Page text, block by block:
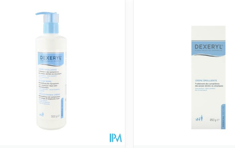
en maximale prijswaarden aan te passen.